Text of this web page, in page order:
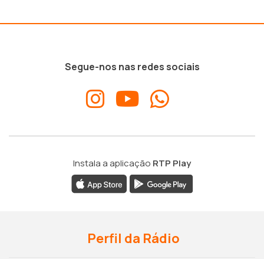
Segue-nos nas redes sociais
Instala a aplicação RTP Play
Perfil da Rádio